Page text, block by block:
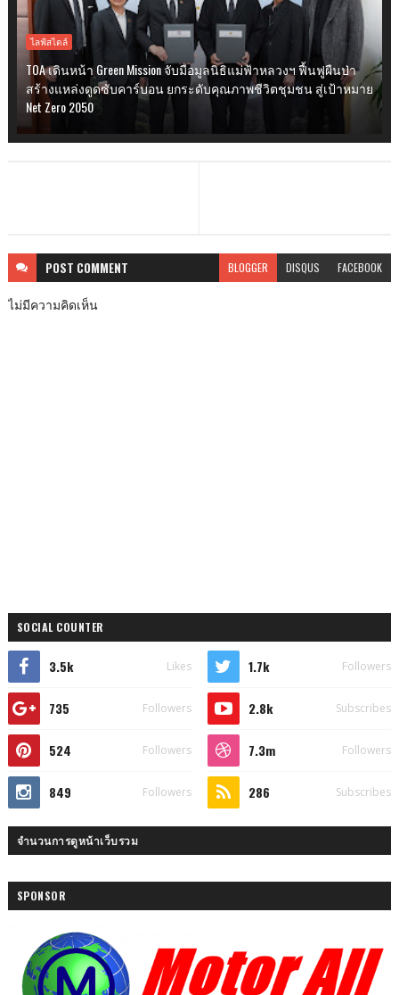
ไลฟ์สไตล์
TOA เดินหน้า Green Mission จับมือมูลนิธิแม่ฟ้าหลวงฯ ฟื้นฟูผืนป่า
สร้างแหล่งดูดซับคาร์บอน ยกระดับคุณภาพชีวิตชุมชน สู่เป้าหมาย
Net Zero 2050
POST COMMENT BLOGGER DISQUS FACEBOOK
ไม่มีความคิดเห็น
SOCIAL COUNTER
3.5k Likes 1.7k Followers
735 Followers 2.8k Subscribes
524 Followers 7.3m Followers
849 Followers 286 Subscribes
จำนวนการดูหน้าเว็บรวม
SPONSOR